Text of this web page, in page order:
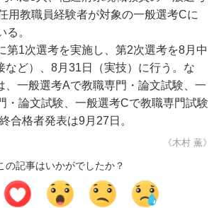
用教職員経験者が対象の一般選考Cに
。
1次選考を実施し、第2次選考を8月中
など）、8月31日（実技）に行う。な
、一般選考Aで教職専門・論文試験、一
・論文試験、一般選考Cで教職専門試験
合格者発表は9月27日。
《木村 薫》
の記事はいかがでしたか？